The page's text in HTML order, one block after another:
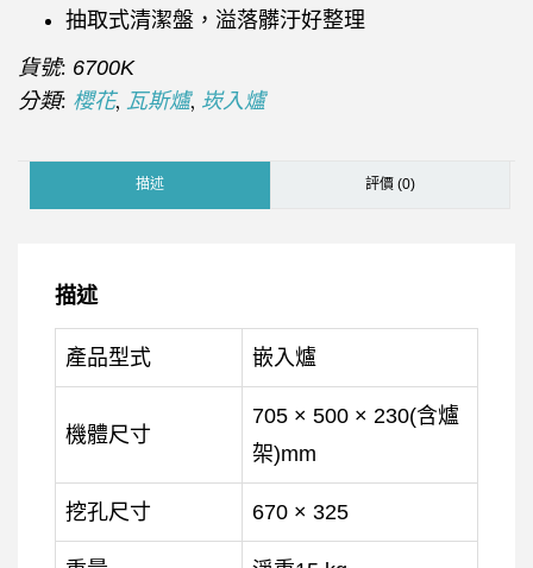
抽取式清潔盤，溢落髒汙好整理
貨號: 6700K
分類: 櫻花, 瓦斯爐, 崁入爐
描述 評價 (0)
描述
產品型式 嵌入爐
機體尺寸
705 × 500 × 230(含爐
架)mm
挖孔尺寸 670 × 325